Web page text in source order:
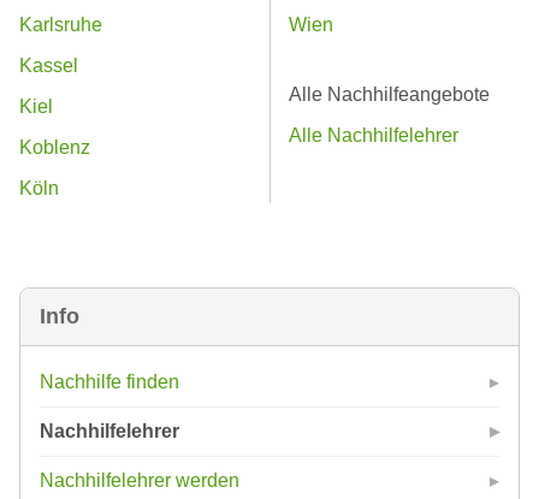
Info
Nachhilfe finden
Nachhilfelehrer
Nachhilfelehrer werden
Karlsruhe
Kassel
Kiel
Koblenz
Köln
Wien
Alle Nachhilfeangebote
Alle Nachhilfelehrer